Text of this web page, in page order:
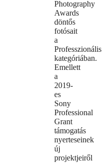
Photography
Awards
döntős
fotósait
a
Professzionális
kategóriában.
Emellett
a
2019-
es
Sony
Professional
Grant
támogatás
nyerteseinek
új
projektjeiről